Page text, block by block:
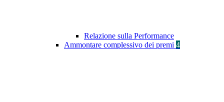
Relazione sulla Performance
Ammontare complessivo dei premi 4